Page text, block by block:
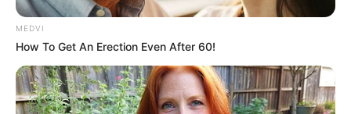
MEDVI
How To Get An Erection Even After 60!